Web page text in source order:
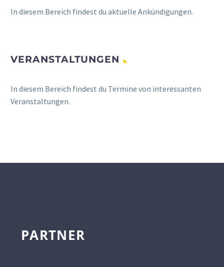
In diesem Bereich findest du aktuelle Ankündigungen.
VERANSTALTUNGEN
In diesem Bereich findest du Termine von interessanten
Veranstaltungen.
PARTNER